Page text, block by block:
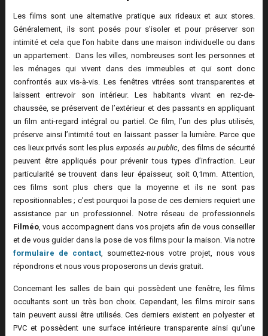
Les films sont une alternative pratique aux rideaux et aux stores.
Généralement, ils sont posés pour s’isoler et pour préserver son
intimité et cela que l’on habite dans une maison individuelle ou dans
un appartement. Dans les villes, nombreuses sont les personnes et
les ménages qui vivent dans des immeubles et qui sont donc
confrontés aux vis-à-vis. Les fenêtres vitrées sont transparentes et
laissent entrevoir son intérieur. Les habitants vivant en rez-de-
chaussée, se préservent de l’extérieur et des passants en appliquant
un film anti-regard intégral ou partiel. Ce film, l’un des plus utilisés,
préserve ainsi l’intimité tout en laissant passer la lumière. Parce que
ces lieux privés sont les plus exposés au public, des films de sécurité
peuvent être appliqués pour prévenir tous types d’infraction. Leur
particularité se trouvent dans leur épaisseur, soit 0,1mm. Attention,
ces films sont plus chers que la moyenne et ils ne sont pas
repositionnables ; c’est pourquoi la pose de ces derniers requiert une
assistance par un professionnel. Notre réseau de professionnels
Filméo, vous accompagnent dans vos projets afin de vous conseiller
et de vous guider dans la pose de vos films pour la maison. Via notre
formulaire de contact, soumettez-nous votre projet, nous vous
répondrons et nous vous proposerons un devis gratuit.
Concernant les salles de bain qui possèdent une fenêtre, les films
occultants sont un très bon choix. Cependant, les films miroir sans
tain peuvent aussi être utilisés. Ces derniers existent en polyester et
PVC et possèdent une surface intérieure transparente ainsi qu’une